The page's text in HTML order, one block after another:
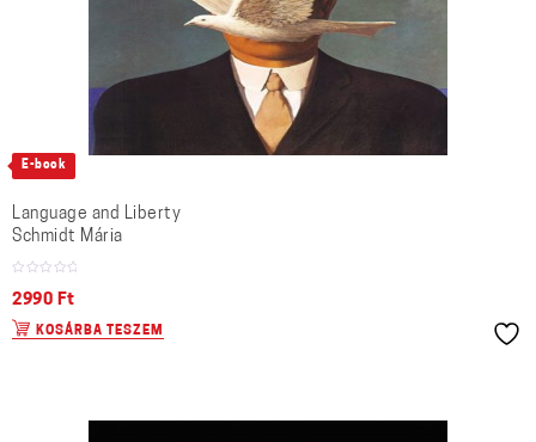
E-book
Language and Liberty
Schmidt Mária
2990 Ft
KOSÁRBA TESZEM